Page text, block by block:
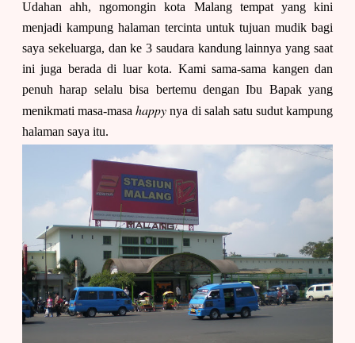
Udahan ahh, ngomongin kota Malang tempat yang kini
menjadi kampung halaman tercinta untuk tujuan mudik bagi
saya sekeluarga, dan ke 3 saudara kandung lainnya yang saat
ini juga berada di luar kota. Kami sama-sama kangen dan
penuh harap selalu bisa bertemu dengan Ibu Bapak yang
menikmati masa-masahappy nya di salah satu sudut kampung
halaman saya itu.